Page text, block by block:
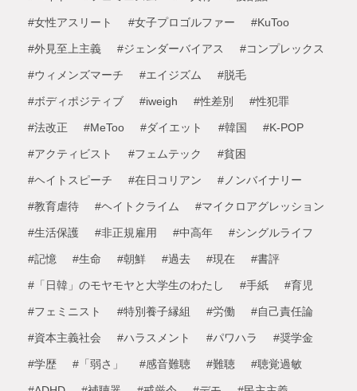
#女性アスリート #女子プロゴルファー #KuToo
#外見至上主義 #ジェンダーバイアス #コンプレックス
#ウィメンズマーチ #エイジズム #脱毛
#ボディポジティブ #iweigh #性差別 #性犯罪
#法改正 #MeToo #ダイエット #韓国 #K-POP
#アクティビスト #フェムテック #貧困
#ヘイトスピーチ #在日コリアン #ノンバイナリー
#教育虐待 #ヘイトクライム #マイクロアグレッション
#生活保護 #非正規雇用 #中高年 #シングルライフ
#記憶 #生命 #朝鮮 #過去 #現在 #書評
#「日韓」のモヤモヤと大学生のわたし #手紙 #育児
#フェミニスト #特別養子縁組 #労働 #自己責任論
#資本主義社会 #ハラスメント #パワハラ #奨学金
#学歴 #「弱さ」 #感音難聴 #難聴 #聴覚過敏